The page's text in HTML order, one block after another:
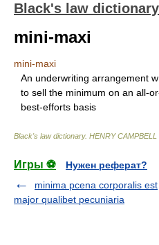
Black's law dictionary
mini-maxi
mini-maxi
An underwriting arrangement
to sell the minimum on an all-
best-efforts basis
Black's law dictionary. HENRY CAMPBELL
Игры ⚽
Нужен реферат?
minima pcena corporalis est
major qualibet pecuniaria